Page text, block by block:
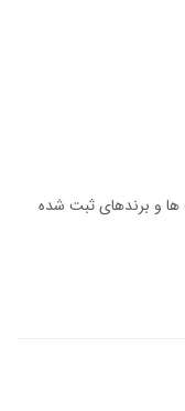
و برندهای ثبت شده